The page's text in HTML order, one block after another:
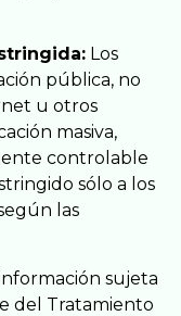
Los
pública, no
u otros
masiva,
controlable
sólo a los
las
sujeta
del Tratamiento